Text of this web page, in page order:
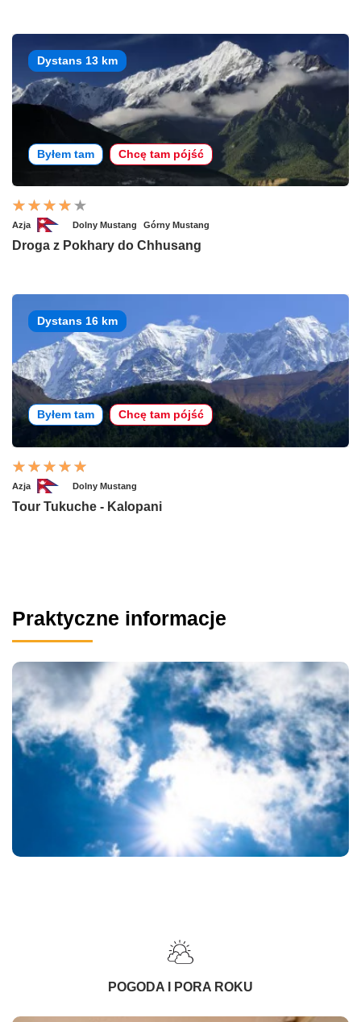
Dystans 13 km
Byłem tam Chcę tam pójść
Azja Dolny Mustang Górny Mustang
Droga z Pokhary do Chhusang
Dystans 16 km
Byłem tam Chcę tam pójść
Azja Dolny Mustang
Tour Tukuche - Kalopani
Praktyczne informacje
POGODA I PORA ROKU